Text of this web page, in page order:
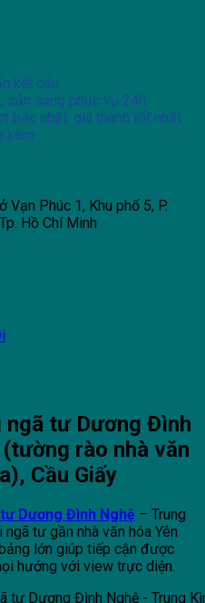
kết cấu
sẵn sàng phục vụ 24h
bậc nhất, giá thành tốt nhất
kèm
Phúc 1, Khu phố 5, P.
Hồ Chí Minh
ngã tư Dương Đình
tường rào nhà văn
Cầu Giấy
Dương Đình Nghệ – Trung
tư gần nhà văn hóa Yên
lớn giúp tiếp cận được
hướng với view trực diện.